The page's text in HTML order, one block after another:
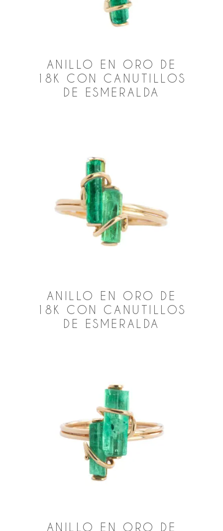
ANILLO EN ORO DE
18K CON CANUTILLOS
DE ESMERALDA
ANILLO EN ORO DE
18K CON CANUTILLOS
DE ESMERALDA
ANILLO EN ORO DE